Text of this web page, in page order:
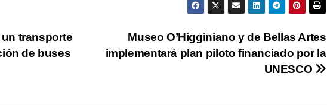
Museo O’Higginiano y de Bellas Artes
implementará plan piloto financiado por la
UNESCO
transporte
de buses